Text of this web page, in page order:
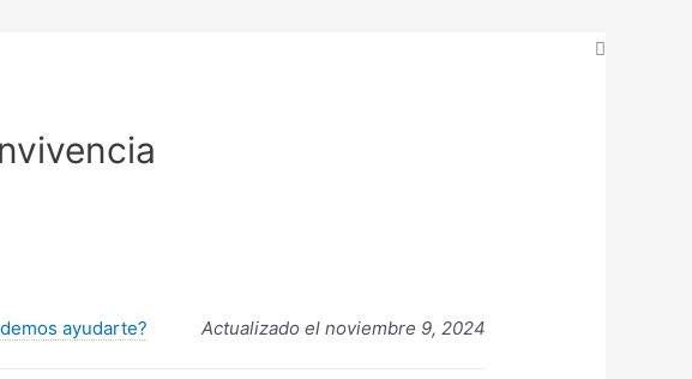
ayudarte? Actualizado el noviembre 9, 2024